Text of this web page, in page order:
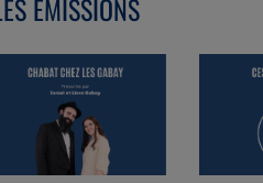
ÉMISSIONS